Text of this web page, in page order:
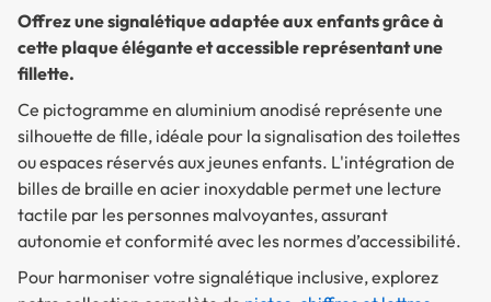
Offrez une signalétique adaptée aux enfants grâce à
cette plaque élégante et accessible représentant une
fillette.
Ce pictogramme en aluminium anodisé représente une
silhouette de fille, idéale pour la signalisation des toilettes
ou espaces réservés aux jeunes enfants. L'intégration de
billes de braille en acier inoxydable permet une lecture
tactile par les personnes malvoyantes, assurant
autonomie et conformité avec les normes d’accessibilité.
Pour harmoniser votre signalétique inclusive, explorez